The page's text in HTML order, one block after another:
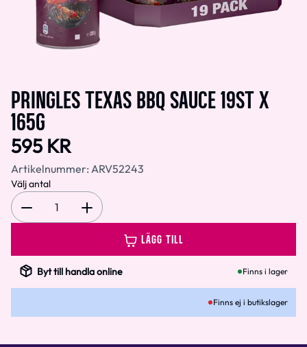
PRINGLES TEXAS BBQ SAUCE 19ST X
165G
595 KR
Artikelnummer: ARV52243
Välj antal
1
LÄGG TILL
Byt till handla online Finns i lager
Finns ej i butikslager